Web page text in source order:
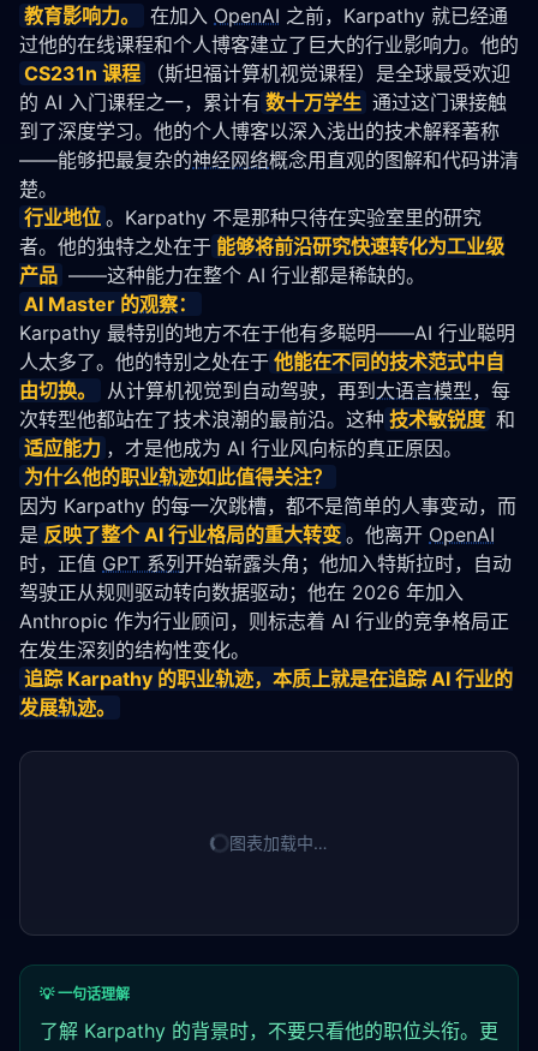
教育影响力。
在加入 OpenAI 之前，Karpathy 就已经通
过他的在线课程和个人博客建立了巨大的行业影响力。他的
CS231n 课程
（斯坦福计算机视觉课程）是全球最受欢迎
的 AI 入门课程之一，累计有 数十万学生 通过这门课接触
到了深度学习。他的个人博客以深入浅出的技术解释著称
——能够把最复杂的神经网络概念用直观的图解和代码讲清
楚。
行业地位 。Karpathy 不是那种只待在实验室里的研究
者。他的独特之处在于 能够将前沿研究快速转化为工业级
产品 ——这种能力在整个 AI 行业都是稀缺的。
AI Master 的观察：
Karpathy 最特别的地方不在于他有多聪明——AI 行业聪明
人太多了。他的特别之处在于 他能在不同的技术范式中自
由切换。
从计算机视觉到自动驾驶，再到 大语言模型，每
次转型他都站在了技术浪潮的最前沿。这种 技术敏锐度 和
适应能力 ，才是他成为 AI 行业风向标的真正原因。
为什么他的职业轨迹如此值得关注？
因为 Karpathy 的每一次跳槽，都不是简单的人事变动，而
是 反映了整个 AI 行业格局的重大转变 。他离开 OpenAI
时，正值 GPT 系列 开始崭露头角；他加入特斯拉时，自动
驾驶正从规则驱动转向数据驱动；他在 2026 年加入
Anthropic 作为行业顾问，则标志着 AI 行业的竞争格局正
在发生深刻的结构性变化。
追踪 Karpathy 的职业轨迹，本质上就是在追踪 AI 行业的
发展轨迹。
图表加载中…
💡 一句话理解
了解 Karpathy 的背景时，不要只看他的职位头衔。更